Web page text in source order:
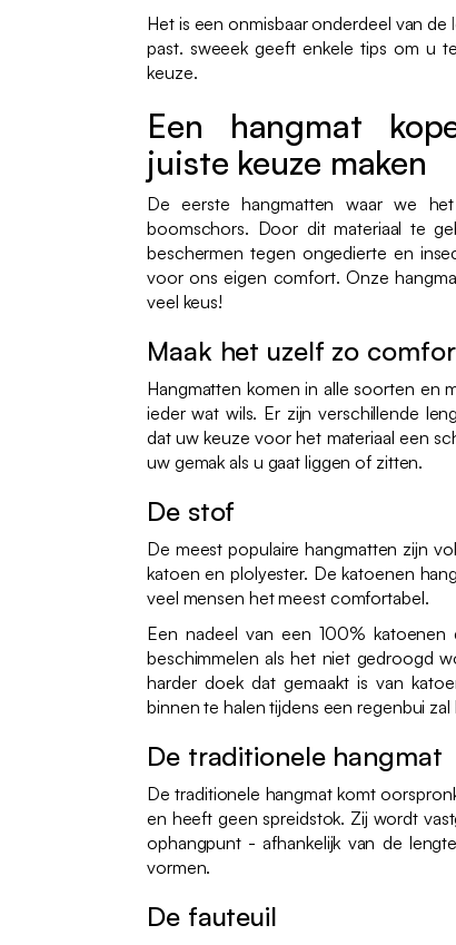
Het is een onmisbaar onderdeel van de
past. sweeek geeft enkele tips om u
keuze.
Een hangmat
juiste keuze maken
De eerste hangmatten waar we
boomschors. Door dit materiaal te
beschermen tegen ongedierte en
voor ons eigen comfort. Onze
veel keus!
Maak het uzelf zo
Hangmatten komen in alle soorten en
ieder wat wils. Er zijn verschillende
dat uw keuze voor het materiaal een
uw gemak als u gaat liggen of zitten.
De stof
De meest populaire hangmatten zijn
katoen en plolyester. De katoenen
veel mensen het meest comfortabel.
Een nadeel van een 100%
beschimmelen als het niet gedroogd
harder doek dat gemaakt is van
binnen te halen tijdens een regenbui
De traditionele hangmat
De traditionele hangmat komt
en heeft geen spreidstok. Zij wordt
ophangpunt - afhankelijk van de
vormen.
De fauteuil